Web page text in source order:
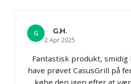
G
G.H.
2 Apr 2025
Fantastisk produkt, smidig
have prøvet CasusGrill på
købe den igen efter at